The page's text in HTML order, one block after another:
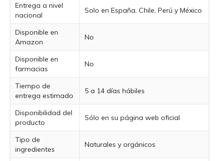
Entrega a nivel
nacional
Solo en España, Chile, Perú y México
Disponible en
Amazon
No
Disponible en
farmacias
No
Tiempo de
entrega estimado
5 a 14 días hábiles
Disponibilidad del
producto
Sólo en su página web oficial
Tipo de
ingredientes
Naturales y orgánicos